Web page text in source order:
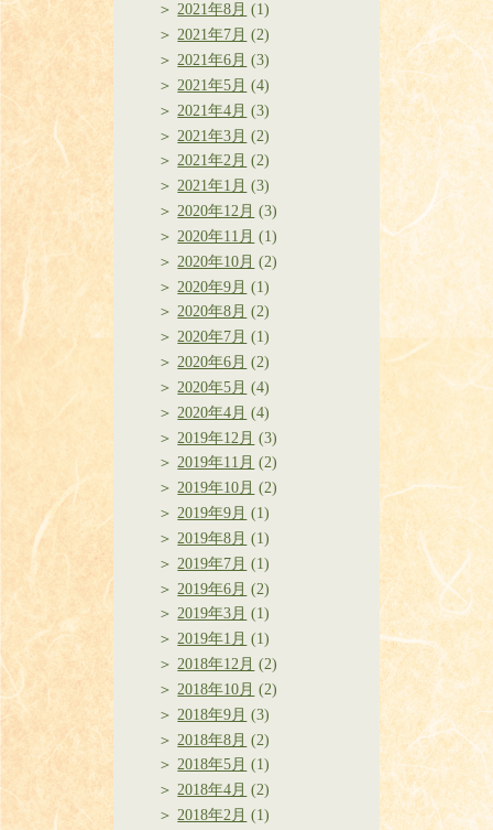
2021年8月 (1)
2021年7月 (2)
2021年6月 (3)
2021年5月 (4)
2021年4月 (3)
2021年3月 (2)
2021年2月 (2)
2021年1月 (3)
2020年12月 (3)
2020年11月 (1)
2020年10月 (2)
2020年9月 (1)
2020年8月 (2)
2020年7月 (1)
2020年6月 (2)
2020年5月 (4)
2020年4月 (4)
2019年12月 (3)
2019年11月 (2)
2019年10月 (2)
2019年9月 (1)
2019年8月 (1)
2019年7月 (1)
2019年6月 (2)
2019年3月 (1)
2019年1月 (1)
2018年12月 (2)
2018年10月 (2)
2018年9月 (3)
2018年8月 (2)
2018年5月 (1)
2018年4月 (2)
2018年2月 (1)